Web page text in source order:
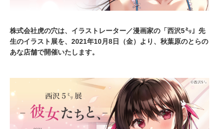
株式会社虎の穴は、イラストレーター／漫画家の「西沢5㍉」先
生のイラスト展を、2021年10月8日（金）より、秋葉原のとらの
あな店舗で開催いたします。